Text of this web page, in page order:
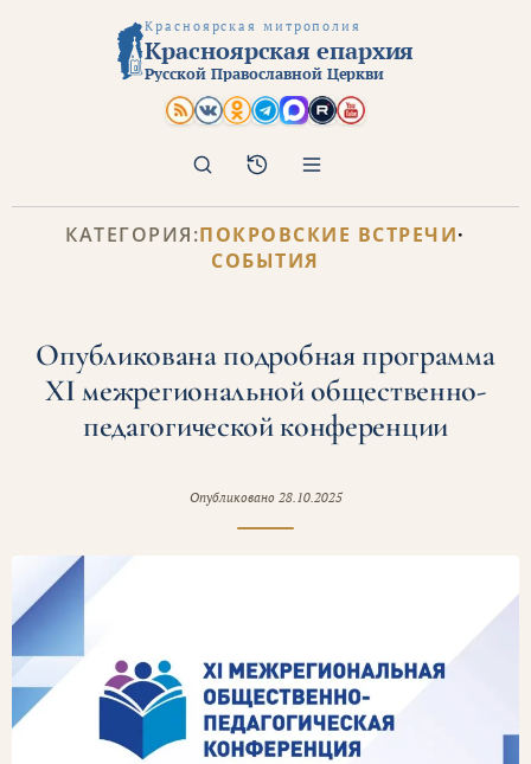
Красноярская митрополия
Красноярская епархия
Русской Православной Церкви
Архив
Поиск
КАТЕГОРИЯ:ПОКРОВСКИЕ ВСТРЕЧИ·
СОБЫТИЯ
Опубликована подробная программа
XI межрегиональной общественно-
педагогической конференции
Опубликовано 28.10.2025